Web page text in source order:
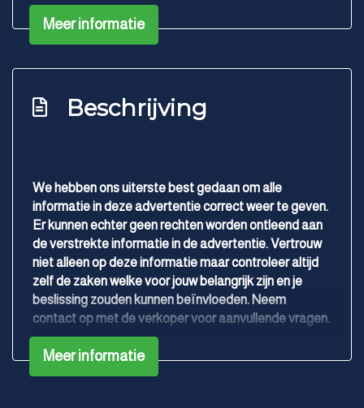
Keyless entry
Led koplampen
Metaalkleur
Mistlampen voor adaptief
Panoramadak
Parkeersensor achter
Parkeersensor voor
Ruitensproeiers/wisserbladen verwarmbaar
Overige
Meer informatie
Beschrijving
We hebben ons uiterste best gedaan om alle
informatie in deze advertentie correct weer te geven.
Er kunnen echter geen rechten worden ontleend aan
de verstrekte informatie in de advertentie. Vertrouw
niet alleen op deze informatie maar controleer altijd
zelf de zaken welke voor jouw belangrijk zijn en je
beslissing zouden kunnen beïnvloeden. Neem
contact op met de verkoper voor aanvullende vragen.
Meer informatie